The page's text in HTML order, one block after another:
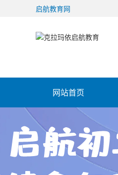
启航教育网
网站首页